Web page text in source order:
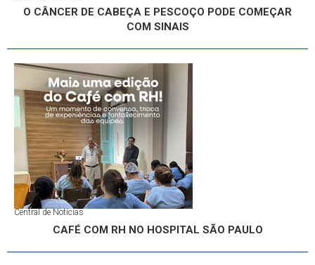
O CÂNCER DE CABEÇA E PESCOÇO PODE COMEÇAR
COM SINAIS
Central de Notícias
CAFÉ COM RH NO HOSPITAL SÃO PAULO